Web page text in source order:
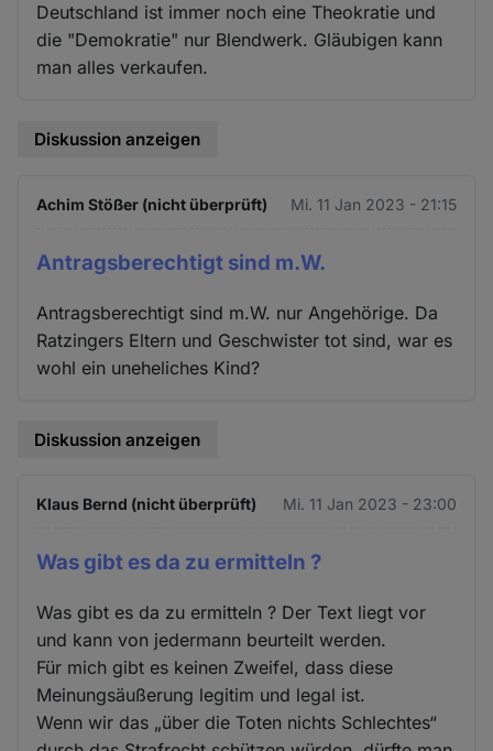
Deutschland ist immer noch eine Theokratie und
die "Demokratie" nur Blendwerk. Gläubigen kann
man alles verkaufen.
Diskussion anzeigen
Achim Stößer (nicht überprüft) Mi. 11 Jan 2023 - 21:15
Antragsberechtigt sind m.W.
Antragsberechtigt sind m.W. nur Angehörige. Da
Ratzingers Eltern und Geschwister tot sind, war es
wohl ein uneheliches Kind?
Diskussion anzeigen
Klaus Bernd (nicht überprüft) Mi. 11 Jan 2023 - 23:00
Was gibt es da zu ermitteln ?
Was gibt es da zu ermitteln ? Der Text liegt vor
und kann von jedermann beurteilt werden.
Für mich gibt es keinen Zweifel, dass diese
Meinungsäußerung legitim und legal ist.
Wenn wir das „über die Toten nichts Schlechtes“